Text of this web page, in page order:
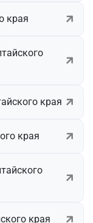
края
края
края
края